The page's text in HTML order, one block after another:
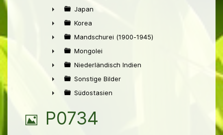
►
►
Japan
►
Korea
►
Mandschurei (1900-1945)
►
Mongolei
►
Niederländisch Indien
►
Sonstige Bilder
Südostasien
B
P0734